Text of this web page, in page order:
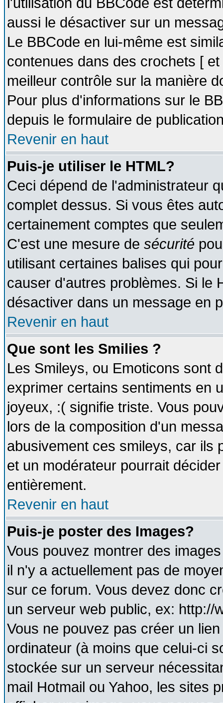
aussi le désactiver sur un
Le BBCode en lui-même est
contenues dans des crochets [
meilleur contrôle sur la manière
Pour plus d'informations sur le
depuis le formulaire de
Revenir en haut
Puis-je utiliser le HTML?
Ceci dépend de l'administrateur
complet dessus. Si vous êtes
certainement comptes que
C'est une mesure de sécurité
utilisant certaines balises qui
causer d'autres problèmes. Si le
désactiver dans un message en
Revenir en haut
Que sont les Smilies ?
Les Smileys, ou Emoticons sont
exprimer certains sentiments en
joyeux, :( signifie triste. Vous
lors de la composition d'un
abusivement ces smileys, car ils
et un modérateur pourrait
entièrement.
Revenir en haut
Puis-je poster des Images?
Vous pouvez montrer des
il n'y a actuellement pas de
sur ce forum. Vous devez donc
un serveur web public, ex: http://
Vous ne pouvez pas créer un
ordinateur (à moins que celui-ci
stockée sur un serveur
mail Hotmail ou Yahoo, les sites